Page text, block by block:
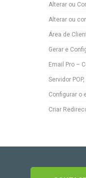
Alterar ou
Alterar ou
Área de
Gerar e
Email Pro –
Servidor
Configurar o
Criar